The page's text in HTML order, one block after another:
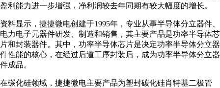
盈利能力进一步增强，净利润较去年同期有较大幅度的增长。
资料显示，捷捷微电创建于1995年，专业从事半导体分立器件、
电力电子元器件研发、制造和销售，其主要产品是功率半导体芯
片和封装器件。其中，功率半导体芯片是决定功率半导体分立器
件性能的核心，在经过后道工序封装后，成为功率半导体分立器
件成品。
在碳化硅领域，捷捷微电主要产品为塑封碳化硅肖特基二极管